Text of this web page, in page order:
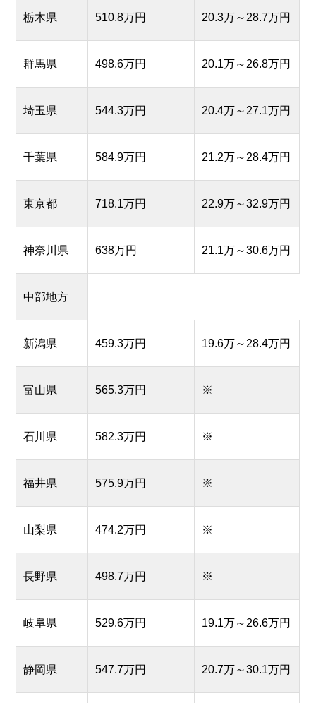
栃木県 510.8万円 20.3万～28.7万円
群馬県 498.6万円 20.1万～26.8万円
埼玉県 544.3万円 20.4万～27.1万円
千葉県 584.9万円 21.2万～28.4万円
東京都 718.1万円 22.9万～32.9万円
神奈川県 638万円 21.1万～30.6万円
中部地方
新潟県 459.3万円 19.6万～28.4万円
富山県 565.3万円 ※
石川県 582.3万円 ※
福井県 575.9万円 ※
山梨県 474.2万円 ※
長野県 498.7万円 ※
岐阜県 529.6万円 19.1万～26.6万円
静岡県 547.7万円 20.7万～30.1万円